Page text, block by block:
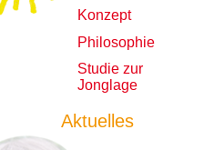
Konzept
Philosophie
Studie zur
Jonglage
Aktuelles